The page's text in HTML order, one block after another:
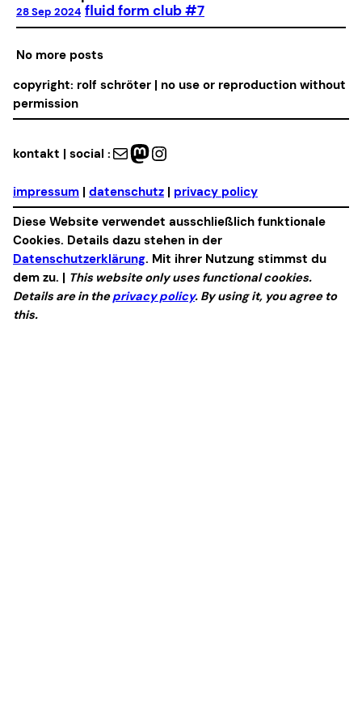
28 Sep 2024 fluid form club #7
No more posts
copyright: rolf schröter | no use or reproduction without
permission
kontakt | social : Mail Mastodon Instagram
impressum | datenschutz | privacy policy
Diese Website verwendet ausschließlich funktionale
Cookies. Details dazu stehen in der
Datenschutzerklärung. Mit ihrer Nutzung stimmst du
dem zu. | This website only uses functional cookies.
Details are in theprivacy policy. By using it, you agree to
this.